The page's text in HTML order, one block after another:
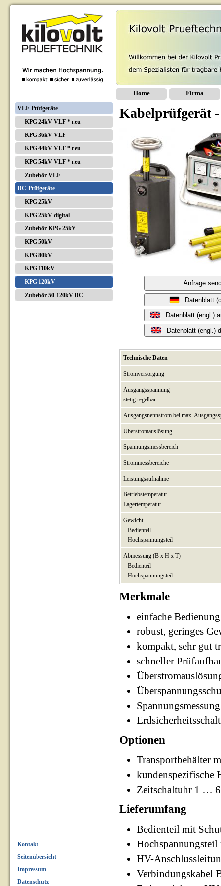
Home Firma
VLF-Prüfgeräte
KPG 24kV VLF * neu
KPG 36kV VLF
KPG 44kV VLF * neu
KPG 54kV VLF * neu
Zubehör VLF
DC-Prüfgeräte
KPG 25kV
KPG 25kV digital
Zubehör KPG 25kV
KPG 50kV
KPG 80kV
KPG 110kV
KPG 120kV
Zubehör 50-120kV DC
Kabelprüfgerät
Anfrage
Datenblatt
Datenblatt (engl.)
Datenblatt (engl.)
Technische Daten
Stromversorgung
Ausgangsspannung
stetig regelbar
Ausgangsnennstrom bei max.
Überstromauslösung
Spannungsmessbereich
Strommessbereiche
Leistungsaufnahme
Betriebstemperatur
Lagertemperatur
Gewicht
Bedienteil
Hochspannungsteil
Abmessung (B x H x T)
Bedienteil
Hochspannungsteil
Merkmale
einfache Bedienung
robust, geringes
kompakt, sehr gut
schneller
Optionen
Transportbehälter
kundenspezifische
Zeitschaltuhr 1 …
Lieferumfang
Bedienteil mit
HV-
Verbindungskabel
Kontakt
Seitenübersicht
Impressum
Datenschutz